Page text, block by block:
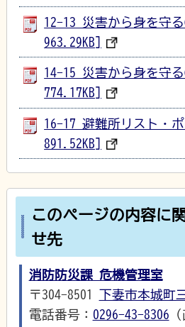
12-13_災害から身を守
963.29KB]
14-15_災害から身を守
774.17KB]
16-17_避難所リスト・
891.52KB]
このページの内容に
せ先
消防防災課 危機管理室
〒304-8501 下妻市本城町
電話番号： 0296-43-8306